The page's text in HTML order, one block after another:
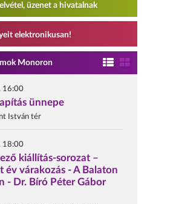
üzenet a hivatalnak
elektronikusan!
Monoron
16:00
ünnepe
István tér
18:00
kiállítás-sorozat –
év várakozás - A Balaton
- Dr. Bíró Péter Gábor